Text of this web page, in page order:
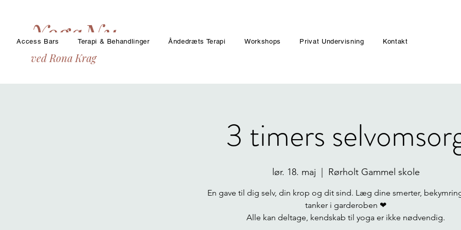
YogaNu
ved Rona Krag
Access Bars Terapi & Behandlinger Åndedræts Terapi Workshops Privat Undervisning Kontakt
3 timers
lør. 18. maj Rørholt Gammel skole
En gave til dig selv, din krop og dit sind. Læg dine smerter,
tanker i garderoben ❤
Alle kan deltage, kendskab til yoga er ikke nødvendig.